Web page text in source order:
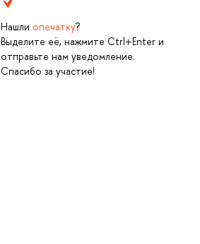
Нашли опечатку?
Выделите её, нажмите Ctrl+Enter и
отправьте нам уведомление.
Спасибо за участие!